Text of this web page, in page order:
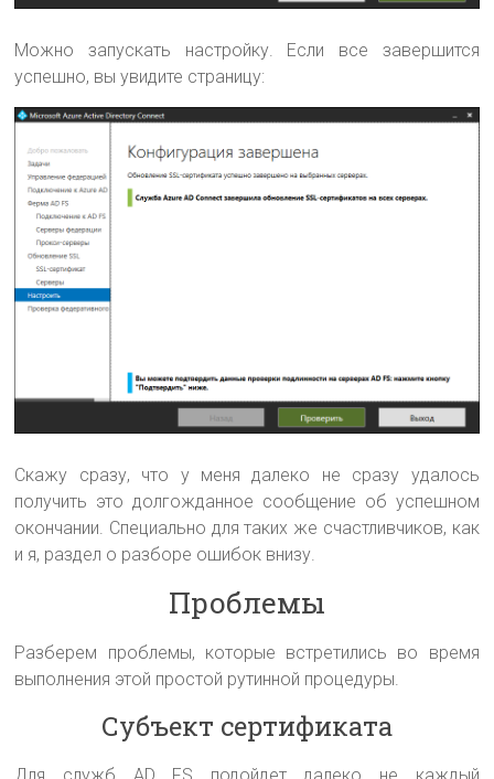
Можно запускать настройку. Если все завершится
успешно, вы увидите страницу:
Скажу сразу, что у меня далеко не сразу удалось
получить это долгожданное сообщение об успешном
окончании. Специально для таких же счастливчиков, как
и я, раздел о разборе ошибок внизу.
Проблемы
Разберем проблемы, которые встретились во время
выполнения этой простой рутинной процедуры.
Субъект сертификата